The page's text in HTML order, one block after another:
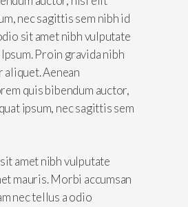
nec sagittis sem nibh id
sit amet nibh vulputate
Proin gravida nibh
Aenean
quis bibendum auctor,
ipsum, nec sagittis sem
amet nibh vulputate
mauris. Morbi accumsan
nec tellus a odio